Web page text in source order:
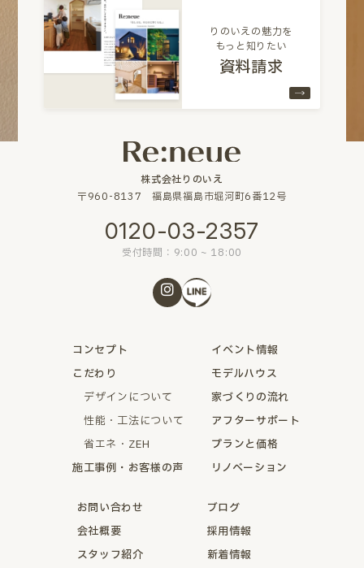
りのいえの魅力を
もっと知りたい
資料請求
株式会社りのいえ
〒960-8137 福島県福島市堀河町6番12号
0120-03-2357
受付時間：9:00 ~ 18:00
コンセプト
こだわり
デザインについて
性能・工法について
省エネ・ZEH
施工事例・お客様の声
イベント情報
モデルハウス
家づくりの流れ
アフターサポート
プランと価格
リノベーション
お問い合わせ
会社概要
スタッフ紹介
ブログ
採用情報
新着情報